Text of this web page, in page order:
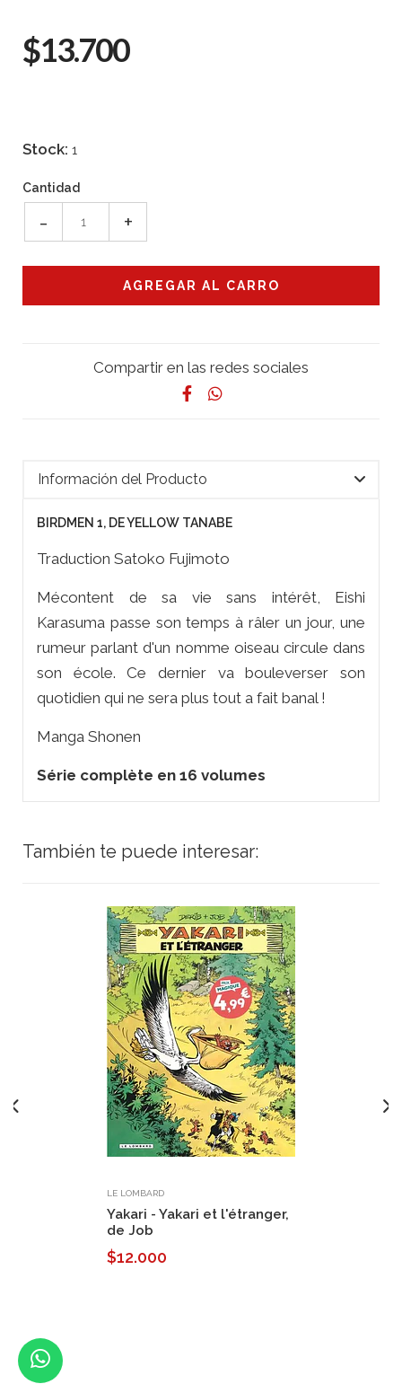
$13.700
Stock: 1
Cantidad
- +
Compartir en las redes sociales
Información del Producto
BIRDMEN 1, DE YELLOW TANABE
Traduction Satoko Fujimoto
Mécontent de sa vie sans intérêt, Eishi
Karasuma passe son temps à râler un jour, une
rumeur parlant d'un nomme oiseau circule dans
son école. Ce dernier va bouleverser son
quotidien qui ne sera plus tout a fait banal !
Manga Shonen
Série complète en 16 volumes
También te puede interesar:
LE LOMBARD
Yakari - Yakari et l'étranger,
de Job
$12.000